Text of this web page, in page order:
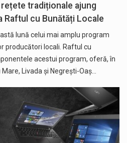
tradiționale ajung
Raftul cu Bunătăți Locale
lună celui mai amplu program
producători locali. Raftul cu
acestui program, oferă, în
Livada și Negrești-Oaș…